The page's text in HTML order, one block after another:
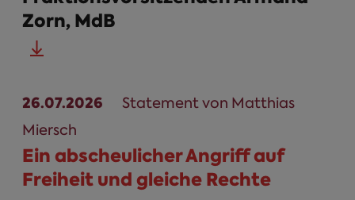
Zorn, MdB
26.07.2026
Statement von Matthias
Miersch
Ein abscheulicher Angriff auf
Freiheit und gleiche Rechte